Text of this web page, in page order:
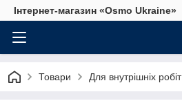
Інтернет-магазин «Osmo Ukraine»
Товари Для внутрішніх робіт